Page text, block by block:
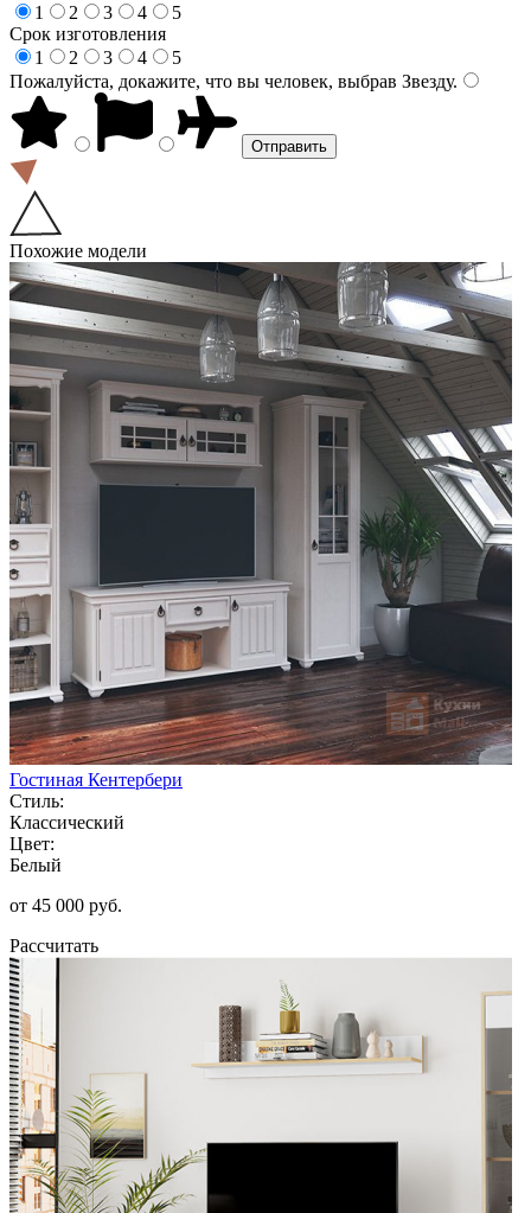
1
2 3 4
5
Срок изготовления
1
2 3 4
5
Пожалуйста, докажите, что вы человек, выбрав Звезду.
Похожие модели
Гостиная Кентербери
Стиль:
Классический
Цвет:
Белый
от 45 000 руб.
Рассчитать